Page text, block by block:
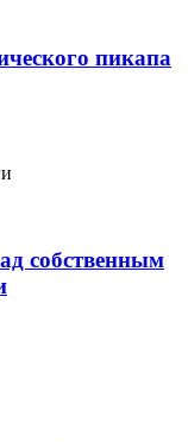
пикапа
собственным